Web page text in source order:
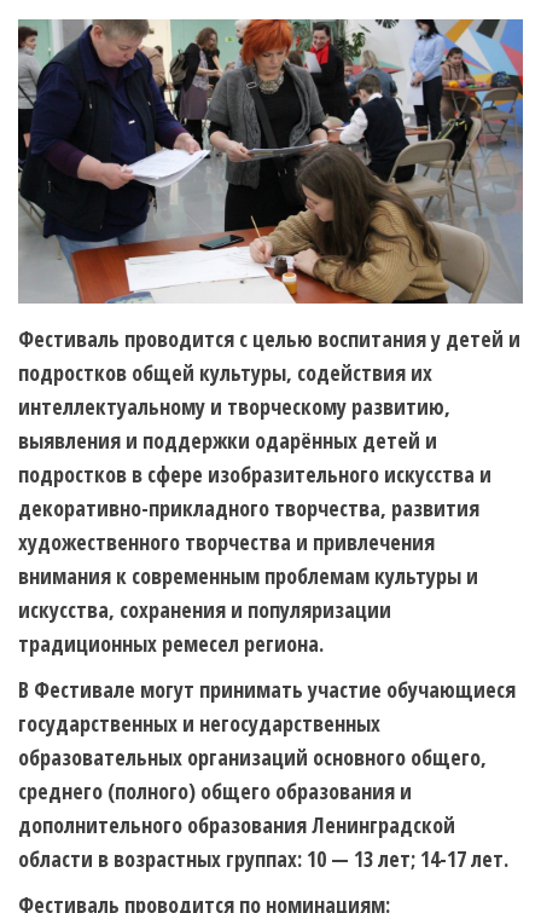
Фестиваль проводится с целью воспитания у детей и
подростков общей культуры, содействия их
интеллектуальному и творческому развитию,
выявления и поддержки одарённых детей и
подростков в сфере изобразительного искусства и
декоративно-прикладного творчества, развития
художественного творчества и привлечения
внимания к современным проблемам культуры и
искусства, сохранения и популяризации
традиционных ремесел региона.
В Фестивале могут принимать участие обучающиеся
государственных и негосударственных
образовательных организаций основного общего,
среднего (полного) общего образования и
дополнительного образования Ленинградской
области в возрастных группах: 10 — 13 лет; 14-17 лет.
Фестиваль проводится по номинациям: